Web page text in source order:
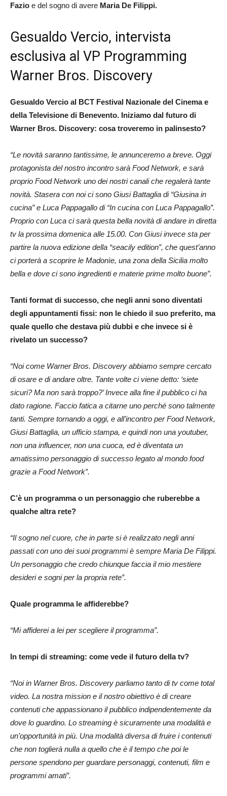
Fazio e del sogno di avere Maria De Filippi.
Gesualdo Vercio, intervista
esclusiva al VP Programming
Warner Bros. Discovery
Gesualdo Vercio al BCT Festival Nazionale del Cinema e
della Televisione di Benevento. Iniziamo dal futuro di
Warner Bros. Discovery: cosa troveremo in palinsesto?
“Le novità saranno tantissime, le annunceremo a breve. Oggi
protagonista del nostro incontro sarà Food Network, e sarà
proprio Food Network uno dei nostri canali che regalerà tante
novità. Stasera con noi ci sono Giusi Battaglia di “Giusina in
cucina” e Luca Pappagallo di “In cucina con Luca Pappagallo”.
Proprio con Luca ci sarà questa bella novità di andare in diretta
tv la prossima domenica alle 15.00. Con Giusi invece sta per
partire la nuova edizione della “seacily edition”, che quest’anno
ci porterà a scoprire le Madonìe, una zona della Sicilia molto
bella e dove ci sono ingredienti e materie prime molto buone”.
Tanti format di successo, che negli anni sono diventati
degli appuntamenti fissi: non le chiedo il suo preferito, ma
quale quello che destava più dubbi e che invece si è
rivelato un successo?
“Noi come Warner Bros. Discovery abbiamo sempre cercato
di osare e di andare oltre. Tante volte ci viene detto: ‘siete
sicuri? Ma non sarà troppo?’ Invece alla fine il pubblico ci ha
dato ragione. Faccio fatica a citarne uno perché sono talmente
tanti. Sempre tornando a oggi, e all’incontro per Food Network,
Giusi Battaglia, un ufficio stampa, e quindi non una youtuber,
non una influencer, non una cuoca, ed è diventata un
amatissimo personaggio di successo legato al mondo food
grazie a Food Network”.
C’è un programma o un personaggio che ruberebbe a
qualche altra rete?
“Il sogno nel cuore, che in parte si è realizzato negli anni
passati con uno dei suoi programmi è sempre Maria De Filippi.
Un personaggio che credo chiunque faccia il mio mestiere
desideri e sogni per la propria rete”.
Quale programma le affiderebbe?
“Mi affiderei a lei per scegliere il programma”.
In tempi di streaming: come vede il futuro della tv?
“Noi in Warner Bros. Discovery parliamo tanto di tv come total
video. La nostra mission e il nostro obiettivo è di creare
contenuti che appassionano il pubblico indipendentemente da
dove lo guardino. Lo streaming è sicuramente una modalità e
un’opportunità in più. Una modalità diversa di fruire i contenuti
che non toglierà nulla a quello che è il tempo che poi le
persone spendono per guardare personaggi, contenuti, film e
programmi amati”.